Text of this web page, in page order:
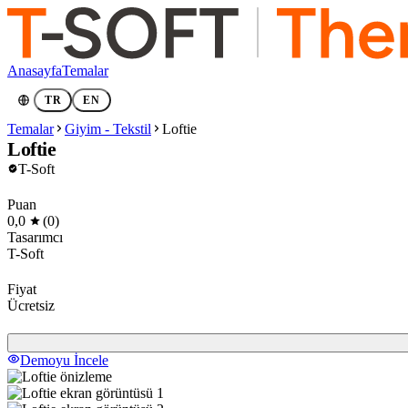
AnasayfaTemalar
TR EN
Temalar Giyim - Tekstil Loftie
Loftie
T-Soft
Puan
0,0
(0)
Tasarımcı
T-Soft
Fiyat
Ücretsiz
Demoyu İncele